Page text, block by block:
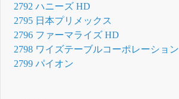
2792 ハニーズ HD
2795 日本プリメックス
2796 ファーマライズ HD
2798 ワイズテーブルコーポレーション
2799 パイオン